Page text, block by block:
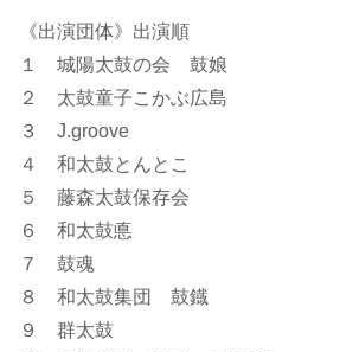
《出演団体》出演順
１ 城陽太鼓の会 鼓娘
２ 太鼓童子こかぶ広島
３ J.groove
４ 和太鼓とんとこ
５ 藤森太鼓保存会
６ 和太鼓悳
７ 鼓魂
８ 和太鼓集団 鼓鐡
９ 群太鼓